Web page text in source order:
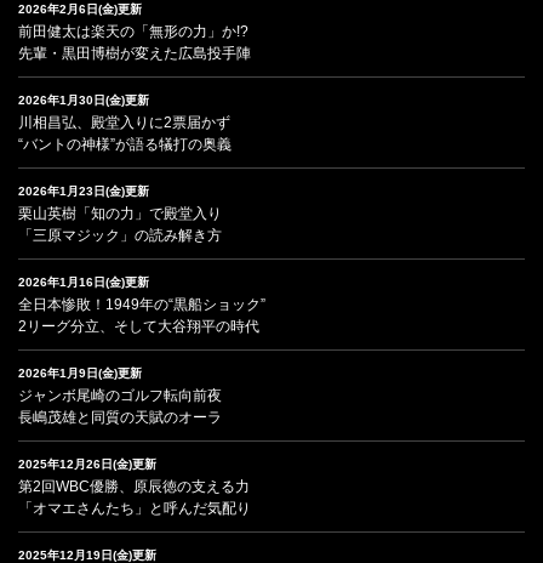
2026年2月6日(金)更新
前田健太は楽天の「無形の力」か!?
先輩・黒田博樹が変えた広島投手陣
2026年1月30日(金)更新
川相昌弘、殿堂入りに2票届かず
“バントの神様”が語る犠打の奥義
2026年1月23日(金)更新
栗山英樹「知の力」で殿堂入り
「三原マジック」の読み解き方
2026年1月16日(金)更新
全日本惨敗！1949年の“黒船ショック”
2リーグ分立、そして大谷翔平の時代
2026年1月9日(金)更新
ジャンボ尾崎のゴルフ転向前夜
長嶋茂雄と同質の天賦のオーラ
2025年12月26日(金)更新
第2回WBC優勝、原辰徳の支える力
「オマエさんたち」と呼んだ気配り
2025年12月19日(金)更新